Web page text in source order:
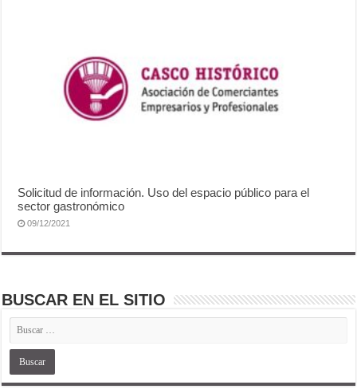
Solicitud de información. Uso del espacio público para el
sector gastronómico
09/12/2021
BUSCAR EN EL SITIO